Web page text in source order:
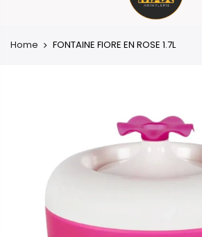
Home FONTAINE FIORE EN ROSE 1.7L